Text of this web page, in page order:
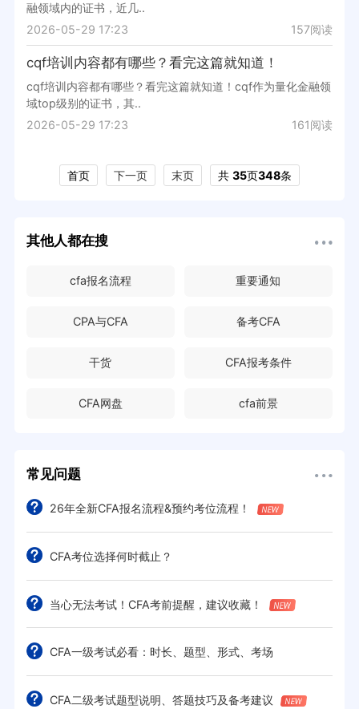
融领域内的证书，近几..
2026-05-29 17:23
157阅读
cqf培训内容都有哪些？看完这篇就知道！
cqf培训内容都有哪些？看完这篇就知道！cqf作为量化金融领
域top级别的证书，其..
2026-05-29 17:23
161阅读
首页 下一页 末页 共 35页348条
其他人都在搜
cfa报名流程 重要通知
CPA与CFA 备考CFA
干货 CFA报考条件
CFA网盘 cfa前景
常见问题
26年全新CFA报名流程&预约考位流程！
CFA考位选择何时截止？
当心无法考试！CFA考前提醒，建议收藏！
CFA一级考试必看：时长、题型、形式、考场
CFA二级考试题型说明、答题技巧及备考建议